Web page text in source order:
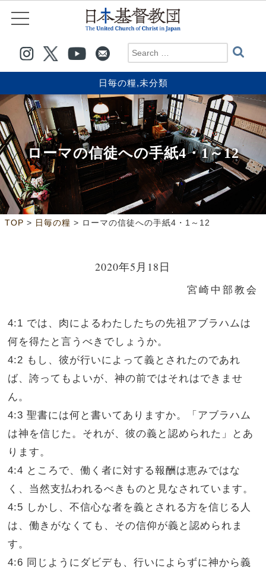
日毎の糧,未分類
ローマの信徒への手紙4・1～12
TOP > 日毎の糧 > ローマの信徒への手紙4・1～12
2020年5月18日
宮崎中部教会
4:1 では、肉によるわたしたちの先祖アブラハムは
何を得たと言うべきでしょうか。
4:2 もし、彼が行いによって義とされたのであれ
ば、誇ってもよいが、神の前ではそれはできませ
ん。
4:3 聖書には何と書いてありますか。「アブラハム
は神を信じた。それが、彼の義と認められた」とあ
ります。
4:4 ところで、働く者に対する報酬は恵みではな
く、当然支払われるべきものと見なされています。
4:5 しかし、不信心な者を義とされる方を信じる人
は、働きがなくても、その信仰が義と認められま
す。
4:6 同じようにダビデも、行いによらずに神から義